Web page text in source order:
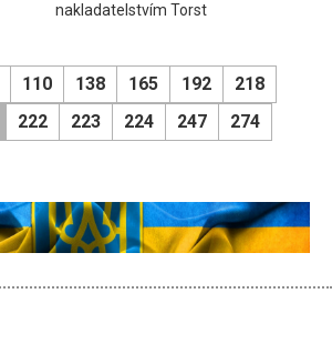
nakladatelstvím Torst
110 138 165 192
218
222 223 224 247 274